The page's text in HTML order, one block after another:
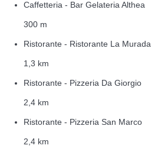
Caffetteria - Bar Gelateria Althea
300 m
Ristorante - Ristorante La Murada
1,3 km
Ristorante - Pizzeria Da Giorgio
2,4 km
Ristorante - Pizzeria San Marco
2,4 km